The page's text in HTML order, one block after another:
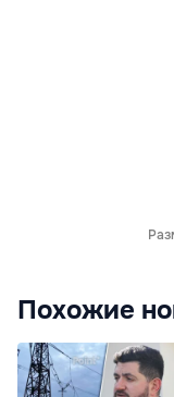
Похожие